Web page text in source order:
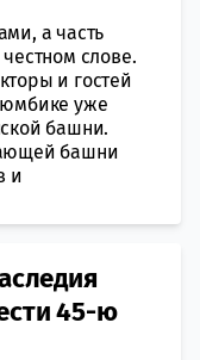
а часть
слове.
и гостей
уже
башни.
башни
и
45-ю